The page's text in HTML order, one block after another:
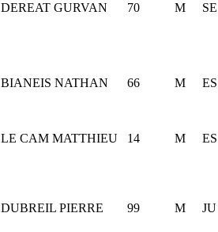
DEREAT GURVAN 70 M SE
BIANEIS NATHAN 66 M ES
LE CAM MATTHIEU 14 M ES
DUBREIL PIERRE 99 M JU